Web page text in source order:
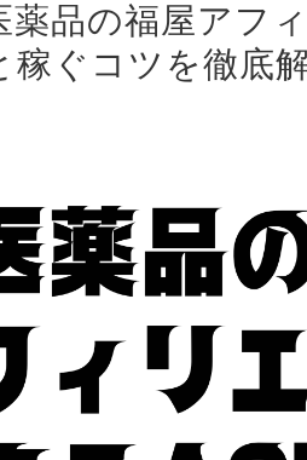
薬品の福屋アフ
稼ぐコツを徹底